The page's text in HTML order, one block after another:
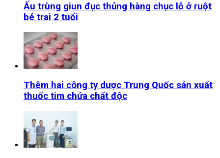
Ấu trùng giun đục thủng hàng chục lỗ ở ruột
bé trai 2 tuổi
Thêm hai công ty dược Trung Quốc sản xuất
thuốc tim chứa chất độc